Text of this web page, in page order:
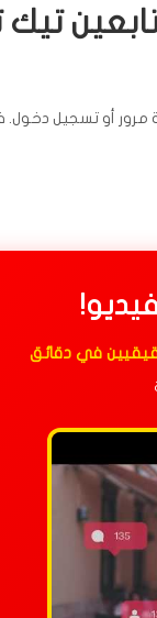
مرور أو تسجيل
في دقائق